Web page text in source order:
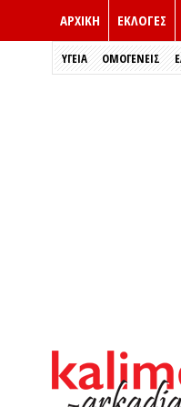
ΑΡΧΙΚΗ ΕΚΛΟΓΈΣ
ΥΓΕΙΑ ΟΜΟΓΕΝΕΙΣ